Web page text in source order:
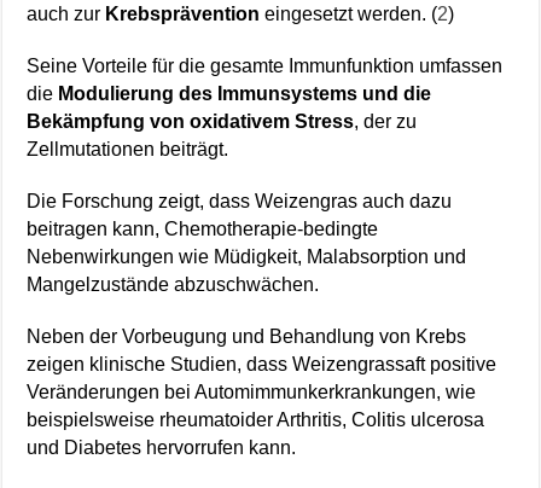
auch zur Krebsprävention eingesetzt werden. (2)
Seine Vorteile für die gesamte Immunfunktion umfassen
die Modulierung des Immunsystems und die
Bekämpfung von oxidativem Stress, der zu
Zellmutationen beiträgt.
Die Forschung zeigt, dass Weizengras auch dazu
beitragen kann, Chemotherapie-bedingte
Nebenwirkungen wie Müdigkeit, Malabsorption und
Mangelzustände abzuschwächen.
Neben der Vorbeugung und Behandlung von Krebs
zeigen klinische Studien, dass Weizengrassaft positive
Veränderungen bei Automimmunkerkrankungen, wie
beispielsweise rheumatoider Arthritis, Colitis ulcerosa
und Diabetes hervorrufen kann.